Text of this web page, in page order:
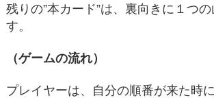
残りの”本カード”は、裏向きに１つ
す。
（ゲームの流れ）
プレイヤーは、自分の順番が来た時